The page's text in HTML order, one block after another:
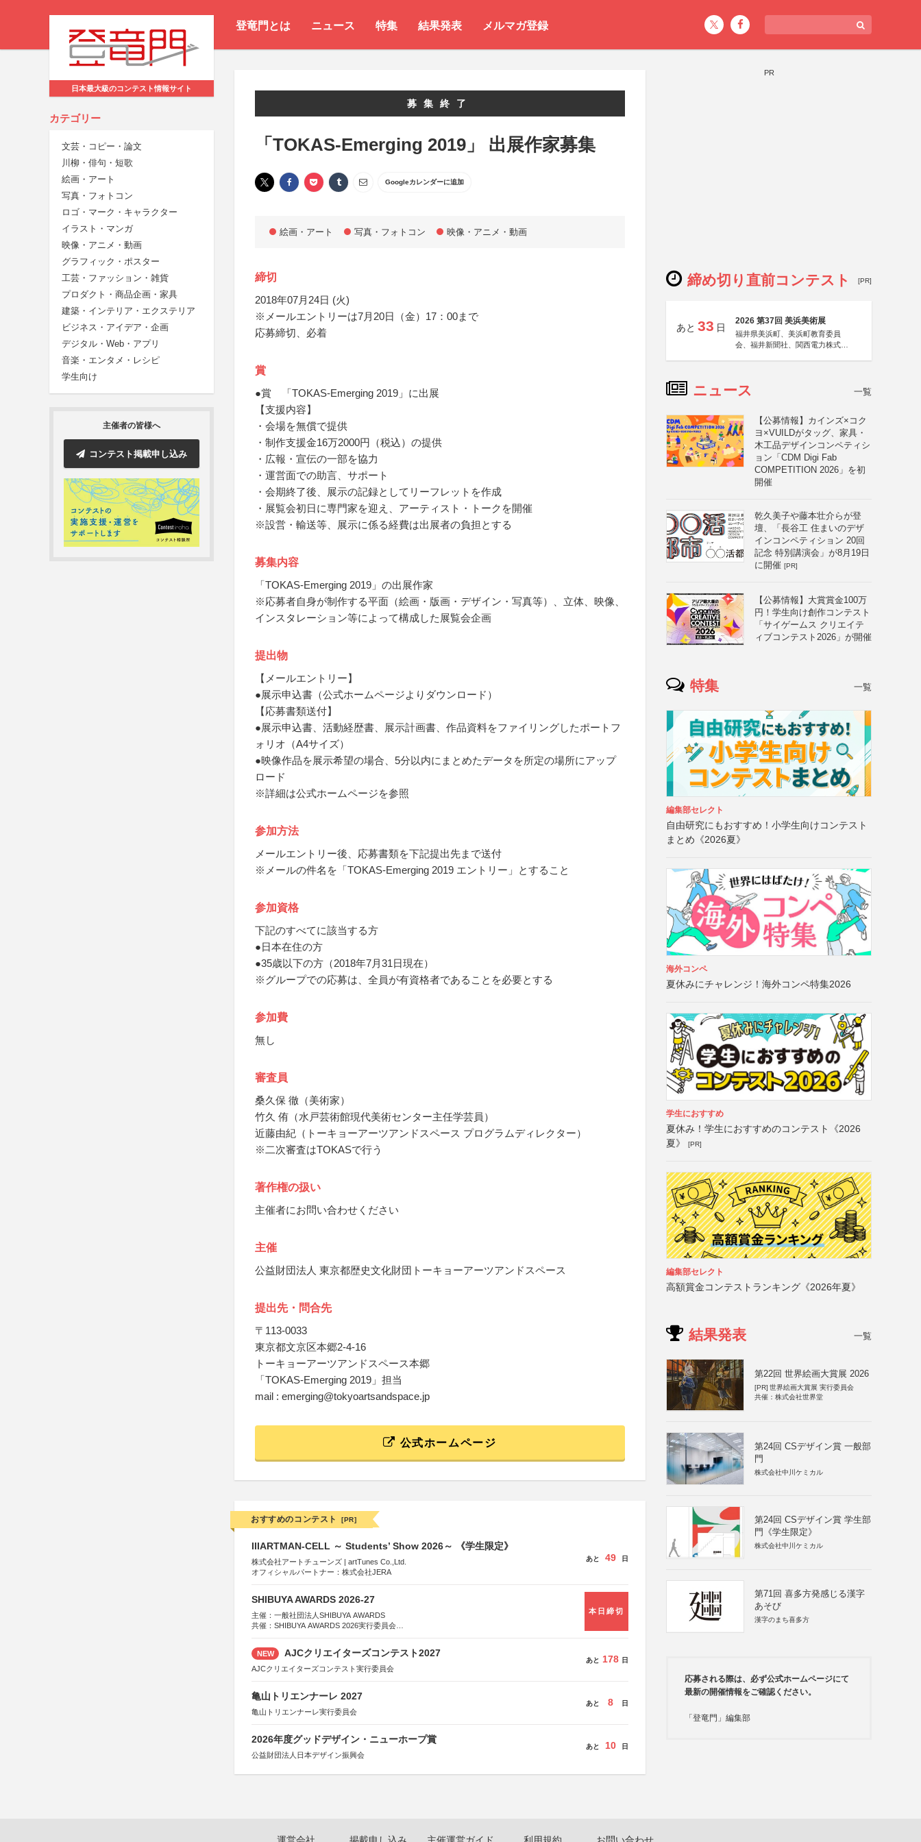
登竜門とは ニュース 特集 結果発表 メルマガ登録
日本最大級のコンテスト情報サイト
カテゴリー
文芸・コピー・論文
川柳・俳句・短歌
絵画・アート
写真・フォトコン
ロゴ・マーク・キャラクター
イラスト・マンガ
映像・アニメ・動画
グラフィック・ポスター
工芸・ファッション・雑貨
プロダクト・商品企画・家具
建築・インテリア・エクステリア
ビジネス・アイデア・企画
デジタル・Web・アプリ
音楽・エンタメ・レシピ
学生向け
主催者の皆様へ
コンテスト掲載申し込み
募集終了
「TOKAS-Emerging 2019」 出展作家募集
Googleカレンダーに追加
絵画・アート 写真・フォトコン 映像・アニメ・動画
締切
2018年07月24日 (火)
※メールエントリーは7月20日（金）17：00まで
応募締切、必着
賞
●賞 「TOKAS-Emerging 2019」に出展
【支援内容】
・会場を無償で提供
・制作支援金16万2000円（税込）の提供
・広報・宣伝の一部を協力
・運営面での助言、サポート
・会期終了後、展示の記録としてリーフレットを作成
・展覧会初日に専門家を迎え、アーティスト・トークを開催
※設営・輸送等、展示に係る経費は出展者の負担とする
募集内容
「TOKAS-Emerging 2019」の出展作家
※応募者自身が制作する平面（絵画・版画・デザイン・写真等）、立体、映像、
インスタレーション等によって構成した展覧会企画
提出物
【メールエントリー】
●展示申込書（公式ホームページよりダウンロード）
【応募書類送付】
●展示申込書、活動経歴書、展示計画書、作品資料をファイリングしたポートフ
ォリオ（A4サイズ）
●映像作品を展示希望の場合、5分以内にまとめたデータを所定の場所にアップ
ロード
※詳細は公式ホームページを参照
参加方法
メールエントリー後、応募書類を下記提出先まで送付
※メールの件名を「TOKAS-Emerging 2019 エントリー」とすること
参加資格
下記のすべてに該当する方
●日本在住の方
●35歳以下の方（2018年7月31日現在）
※グループでの応募は、全員が有資格者であることを必要とする
参加費
無し
審査員
桑久保 徹（美術家）
竹久 侑（水戸芸術館現代美術センター主任学芸員）
近藤由紀（トーキョーアーツアンドスペース プログラムディレクター）
※二次審査はTOKASで行う
著作権の扱い
主催者にお問い合わせください
主催
公益財団法人 東京都歴史文化財団トーキョーアーツアンドスペース
提出先・問合先
〒113-0033
東京都文京区本郷2-4-16
トーキョーアーツアンドスペース本郷
「TOKAS-Emerging 2019」担当
mail : emerging@tokyoartsandspace.jp
公式ホームページ
おすすめのコンテスト [PR]
IIIARTMAN-CELL ～ Students’ Show 2026～ 《学生限定》
株式会社アートチューンズ | artTunes Co.,Ltd.
オフィシャルパートナー：株式会社JERA
あと 49 日
SHIBUYA AWARDS 2026-27
主催：一般社団法人SHIBUYA AWARDS
共催：SHIBUYA AWARDS 2026実行委員会
本日締切
NEW AJCクリエイターズコンテスト2027
AJCクリエイターズコンテスト実行委員会
あと 178 日
亀山トリエンナーレ 2027
亀山トリエンナーレ実行委員会
あと 8 日
2026年度グッドデザイン・ニューホープ賞
公益財団法人日本デザイン振興会
あと 10 日
PR
締め切り直前コンテスト [PR]
あと 33 日
2026 第37回 美浜美術展
福井県美浜町、美浜町教育委員
会、福井新聞社、関西電力株式会
ニュース 一覧
【公募情報】カインズ×コク
ヨ×VUILDがタッグ、家具・
木工品デザインコンペティシ
ョン「CDM Digi Fab
COMPETITION 2026」を初
開催
乾久美子や藤本壮介らが登
壇、「長谷工 住まいのデザ
インコンペティション 20回
記念 特別講演会」が8月19日
に開催 [PR]
【公募情報】大賞賞金100万
円！学生向け創作コンテスト
「サイゲームス クリエイテ
ィブコンテスト2026」が開催
特集 一覧
編集部セレクト
自由研究にもおすすめ！小学生向けコンテスト
まとめ《2026夏》
海外コンペ
夏休みにチャレンジ！海外コンペ特集2026
学生におすすめ
夏休み！学生におすすめのコンテスト《2026
夏》
[PR]
編集部セレクト
高額賞金コンテストランキング《2026年夏》
結果発表 一覧
第22回 世界絵画大賞展 2026
[PR] 世界絵画大賞展 実行委員会
共催：株式会社世界堂
第24回 CSデザイン賞 一般部
門
株式会社中川ケミカル
第24回 CSデザイン賞 学生部
門《学生限定》
株式会社中川ケミカル
第71回 喜多方発感じる漢字
あそび
漢字のまち喜多方
応募される際は、必ず公式ホームページにて
最新の開催情報をご確認ください。
「登竜門」編集部